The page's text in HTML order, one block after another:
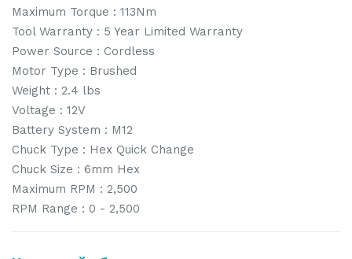
Maximum Torque : 113Nm
Tool Warranty : 5 Year Limited Warranty
Power Source : Cordless
Motor Type : Brushed
Weight : 2.4 lbs
Voltage : 12V
Battery System : M12
Chuck Type : Hex Quick Change
Chuck Size : 6mm Hex
Maximum RPM : 2,500
RPM Range : 0 - 2,500